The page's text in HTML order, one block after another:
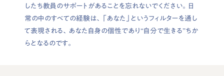
したち教員のサポートがあることを忘れないでください。日
常の中のすべての経験は、「あなた」というフィルターを通し
て表現される、あなた自身の個性であり“自分で生きる”ちか
らとなるのです。